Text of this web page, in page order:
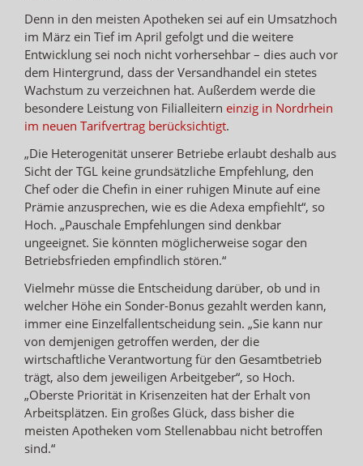
Denn in den meisten Apotheken sei auf ein Umsatzhoch
im März ein Tief im April gefolgt und die weitere
Entwicklung sei noch nicht vorhersehbar – dies auch vor
dem Hintergrund, dass der Versandhandel ein stetes
Wachstum zu verzeichnen hat. Außerdem werde die
besondere Leistung von Filialleitern einzig in Nordrhein
im neuen Tarifvertrag berücksichtigt.
„Die Heterogenität unserer Betriebe erlaubt deshalb aus
Sicht der TGL keine grundsätzliche Empfehlung, den
Chef oder die Chefin in einer ruhigen Minute auf eine
Prämie anzusprechen, wie es die Adexa empfiehlt“, so
Hoch. „Pauschale Empfehlungen sind denkbar
ungeeignet. Sie könnten möglicherweise sogar den
Betriebsfrieden empfindlich stören.“
Vielmehr müsse die Entscheidung darüber, ob und in
welcher Höhe ein Sonder-Bonus gezahlt werden kann,
immer eine Einzelfallentscheidung sein. „Sie kann nur
von demjenigen getroffen werden, der die
wirtschaftliche Verantwortung für den Gesamtbetrieb
trägt, also dem jeweiligen Arbeitgeber“, so Hoch.
„Oberste Priorität in Krisenzeiten hat der Erhalt von
Arbeitsplätzen. Ein großes Glück, dass bisher die
meisten Apotheken vom Stellenabbau nicht betroffen
sind.“